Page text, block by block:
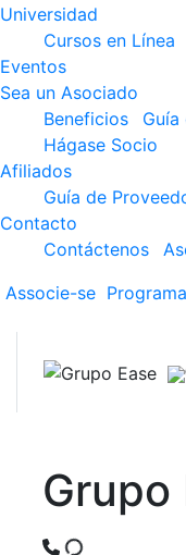
Universidad
Cursos en Línea
Eventos
Sea un Asociado
Beneficios
Hágase Socio
Afiliados
Guía de
Contacto
Contáctenos
Associe-se Programa
Grupo